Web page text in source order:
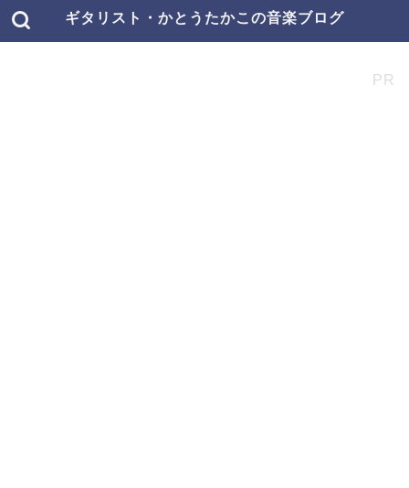
ギタリスト・かとうたかこの音楽ブログ
PR